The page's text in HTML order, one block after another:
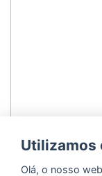
Utilizamos
Olá, o nosso